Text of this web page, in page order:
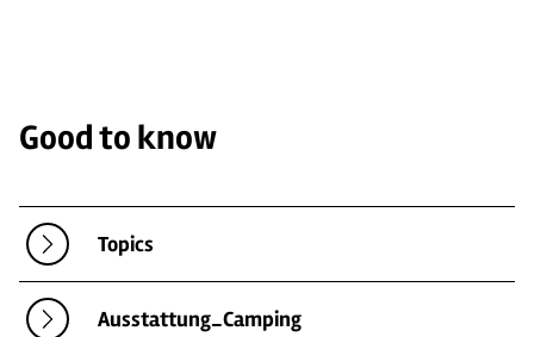
Good to know
Topics
Ausstattung_Camping